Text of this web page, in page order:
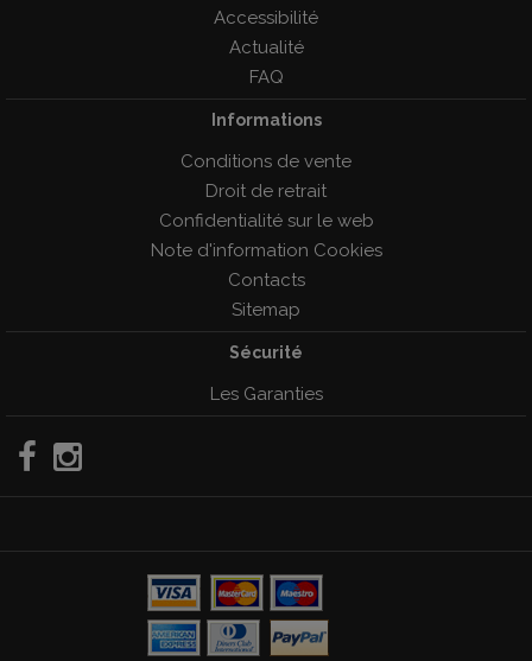
Accessibilité
Actualité
FAQ
Informations
Conditions de vente
Droit de retrait
Confidentialité sur le web
Note d'information Cookies
Contacts
Sitemap
Sécurité
Les Garanties